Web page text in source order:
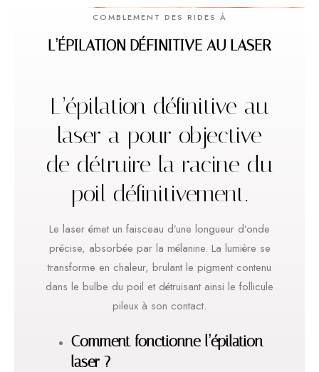
COMBLEMENT DES RIDES À
L’ÉPILATION DÉFINITIVE AU LASER
L’épilation définitive au
laser a pour objective
de détruire la racine du
poil définitivement.
Le laser émet un faisceau d’une longueur d’onde
précise, absorbée par la mélanine. La lumière se
transforme en chaleur, brulant le pigment contenu
dans le bulbe du poil et détruisant ainsi le follicule
pileux à son contact.
Comment fonctionne l’épilation
laser ?